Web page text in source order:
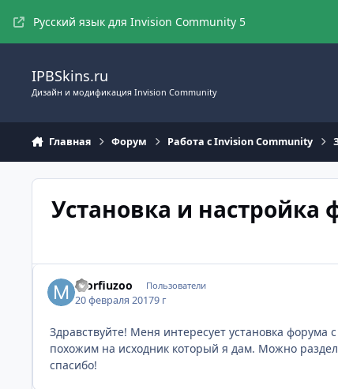
Русский язык для Invision Community 5
IPBSkins.ru
Дизайн и модификация Invision Community
Главная Форум Работа с Invision Community
Установка и настройка
morfiuzoo Пользователи
20 февраля 20179 г
Здравствуйте! Меня интересует установка
похожим на исходник который я дам. Можно
спасибо!